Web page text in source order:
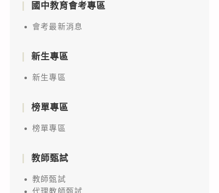
國中教育會考專區
會考最新消息
新生專區
新生專區
榜單專區
榜單專區
教師甄試
教師甄試
代理教師甄試